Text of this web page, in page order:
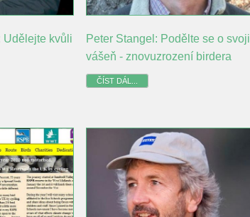
Udělejte kvůli
Peter Stangel: Podělte se o svoji
vášeň - znovuzrození birdera
ČÍST DÁL...